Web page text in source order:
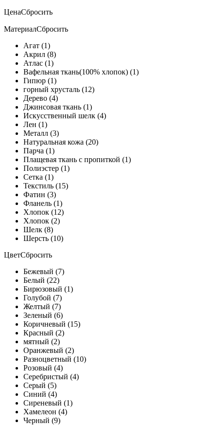
ЦенаСбросить
МатериалСбросить
Агат (1)
Акрил (8)
Атлас (1)
Вафельная ткань(100% хлопок) (1)
Гипюр (1)
горный хрусталь (12)
Дерево (4)
Джинсовая ткань (1)
Искусственный шелк (4)
Лен (1)
Металл (3)
Натуральная кожа (20)
Парча (1)
Плащевая ткань с пропиткой (1)
Полиэстер (1)
Сетка (1)
Текстиль (15)
Фатин (3)
Фланель (1)
Хлопок (12)
Хлопок (2)
Шелк (8)
Шерсть (10)
ЦветСбросить
Бежевый (7)
Белый (22)
Бирюзовый (1)
Голубой (7)
Желтый (7)
Зеленый (6)
Коричневый (15)
Красный (2)
мятный (2)
Оранжевый (2)
Разноцветный (10)
Розовый (4)
Серебристый (4)
Серый (5)
Синий (4)
Сиреневый (1)
Хамелеон (4)
Черный (9)